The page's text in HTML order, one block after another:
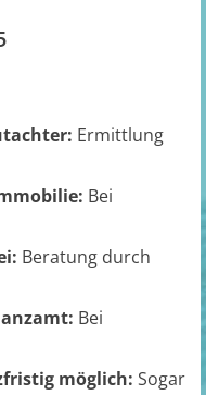
Ermittlung
Bei
Beratung durch
Bei
möglich: Sogar